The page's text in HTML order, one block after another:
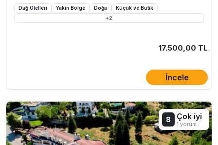
Dağ Otelleri Yakın Bölge Doğa
Küçük ve Butik
+2
17.500,00 TL
İncele
8 Çok iyi
1 yorum